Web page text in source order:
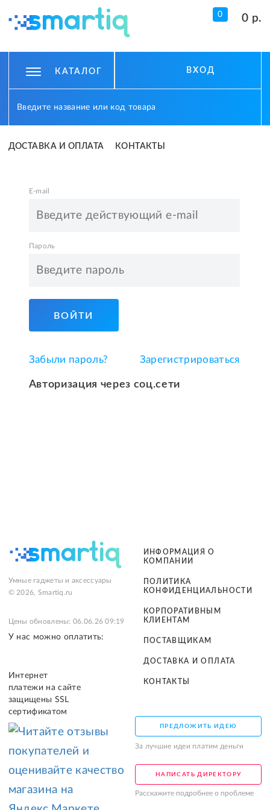
0 0 р.
КАТАЛОГ ВХОД
ДОСТАВКА И ОПЛАТА КОНТАКТЫ
E-mail
Пароль
ВОЙТИ
Забыли пароль? Зарегистрироваться
Авторизация через соц.сети
Умные гаджеты и аксессуары
© 2026, Smartiq.ru
Цены обновлены: 06.06.26 09:19
У нас можно оплатить:
Интернет
платежи на сайте
защищены SSL
сертификатом
ИНФОРМАЦИЯ О
КОМПАНИИ
ПОЛИТИКА
КОНФИДЕНЦИАЛЬНОСТИ
КОРПОРАТИВНЫМ
КЛИЕНТАМ
ПОСТАВЩИКАМ
ДОСТАВКА И ОПЛАТА
КОНТАКТЫ
ПРЕДЛОЖИТЬ ИДЕЮ
За лучшие идеи платим деньги
НАПИСАТЬ ДИРЕКТОРУ
Расскажите подробнее о проблеме